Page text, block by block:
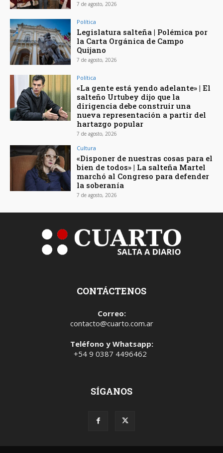
7 de agosto, 2026
Política
Legislatura salteña | Polémica por
la Carta Orgánica de Campo
Quijano
7 de agosto, 2026
Política
«La gente está yendo adelante» | El
salteño Urtubey dijo que la
dirigencia debe construir una
nueva representación a partir del
hartazgo popular
7 de agosto, 2026
Cultura
«Disponer de nuestras cosas para el
bien de todos» | La salteña Martel
marchó al Congreso para defender
la soberanía
7 de agosto, 2026
CONTÁCTENOS
Correo:
contacto@cuarto.com.ar
Teléfono y Whatsapp:
+54 9 0387 4496462
SÍGANOS